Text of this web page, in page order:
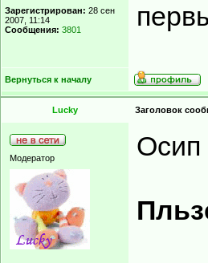
Зарегистрирован: 28 сен
2007, 11:14
Сообщения: 3801
Вернуться к началу
Lucky Заголовок
Модератор